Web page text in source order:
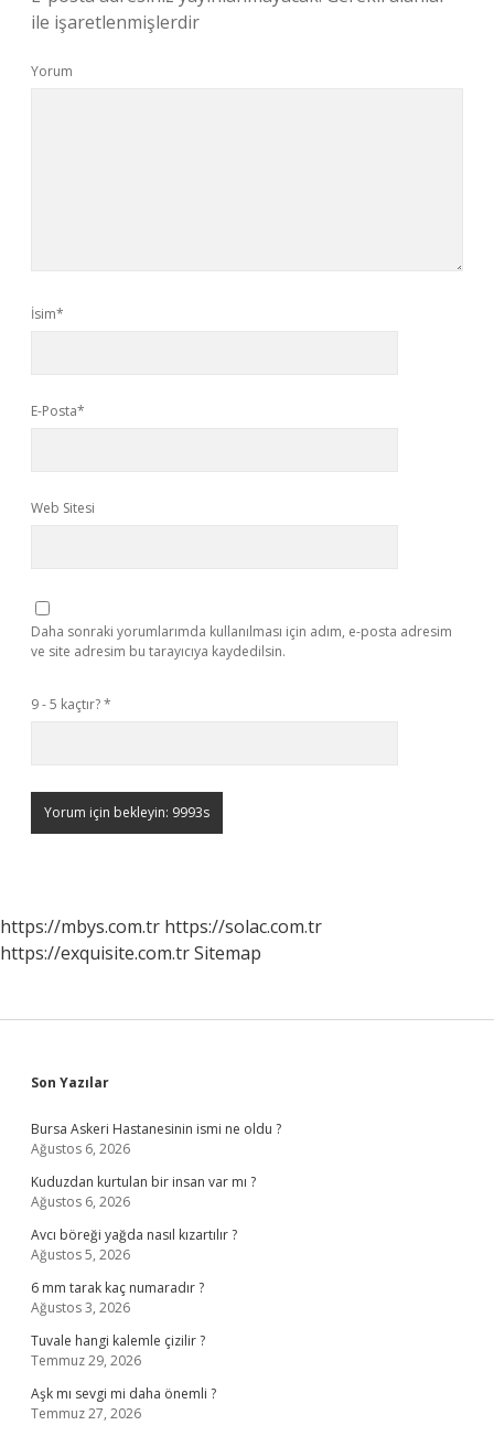
ile işaretlenmişlerdir
Yorum
İsim*
E-Posta*
Web Sitesi
Daha sonraki yorumlarımda kullanılması için adım, e-posta adresim
ve site adresim bu tarayıcıya kaydedilsin.
9 - 5 kaçtır?*
https://mbys.com.tr https://solac.com.tr
https://exquisite.com.trSitemap
Sidebar
Son Yazılar
Bursa Askeri Hastanesinin ismi ne oldu ?
Ağustos 6, 2026
Kuduzdan kurtulan bir insan var mı ?
Ağustos 6, 2026
Avcı böreği yağda nasıl kızartılır ?
Ağustos 5, 2026
6 mm tarak kaç numaradır ?
Ağustos 3, 2026
Tuvale hangi kalemle çizilir ?
Temmuz 29, 2026
Aşk mı sevgi mi daha önemli ?
Temmuz 27, 2026